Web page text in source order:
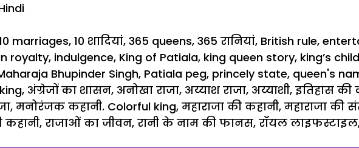
marriages, 10 शादियां, 365 queens, 365 रानियां, British rule,
royalty, indulgence, King of Patiala, king queen story, king’s
Bhupinder Singh, Patiala peg, princely state, queen's
, अंग्रेजों का शासन, अनोखा राजा, अय्याश राजा, अय्याशी, इतिहास की
, मनोरंजक कहानी. Colorful king, महाराजा की कहानी, महाराजा की
कहानी, राजाओं का जीवन, रानी के नाम की फानस, रॉयल लाइफस्टाइल